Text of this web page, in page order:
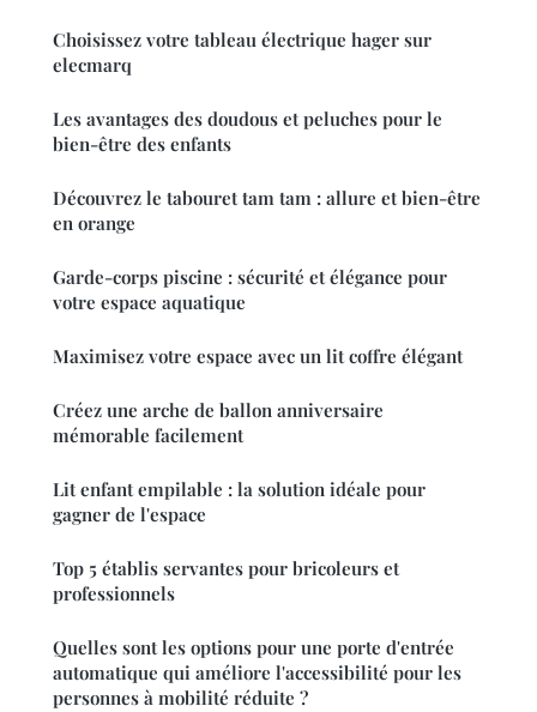
Choisissez votre tableau électrique hager sur
elecmarq
Les avantages des doudous et peluches pour le
bien-être des enfants
Découvrez le tabouret tam tam : allure et bien-être
en orange
Garde-corps piscine : sécurité et élégance pour
votre espace aquatique
Maximisez votre espace avec un lit coffre élégant
Créez une arche de ballon anniversaire
mémorable facilement
Lit enfant empilable : la solution idéale pour
gagner de l'espace
Top 5 établis servantes pour bricoleurs et
professionnels
Quelles sont les options pour une porte d'entrée
automatique qui améliore l'accessibilité pour les
personnes à mobilité réduite ?